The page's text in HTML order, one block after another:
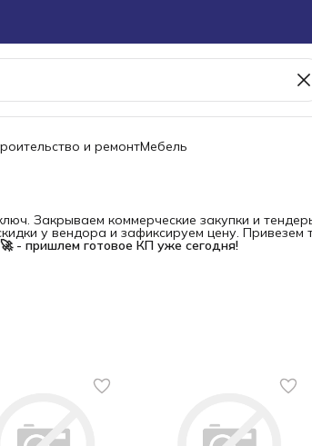
и ремонтМебель
Закрываем коммерческие закупки и
у вендора и зафиксируем цену. Привезем
🚀 - пришлем готовое КП уже сегодня!